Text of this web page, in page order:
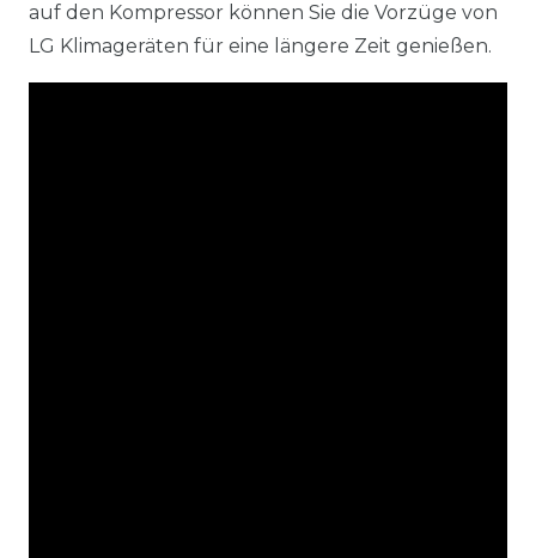
auf den Kompressor können Sie die Vorzüge von
LG Klimageräten für eine längere Zeit genießen.